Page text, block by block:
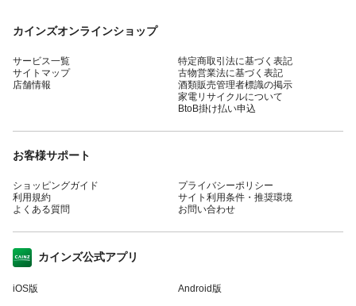
カインズオンラインショップ
サービス一覧
サイトマップ
店舗情報
特定商取引法に基づく表記
古物営業法に基づく表記
酒類販売管理者標識の掲示
家電リサイクルについて
BtoB掛け払い申込
お客様サポート
ショッピングガイド
利用規約
よくある質問
プライバシーポリシー
サイト利用条件・推奨環境
お問い合わせ
カインズ公式アプリ
iOS版 Android版